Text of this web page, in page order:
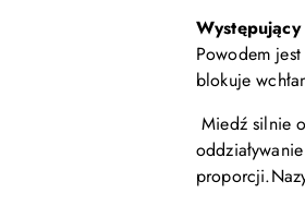
Powodem
blokuje
Miedź silnie